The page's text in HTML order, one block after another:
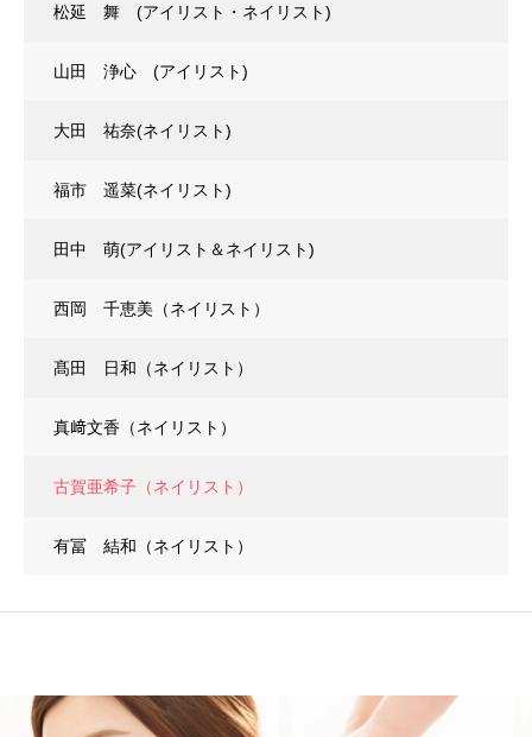
松延 舞 (アイリスト・ネイリスト)
山田 浄心 (アイリスト)
大田 祐奈(ネイリスト)
福市 遥菜(ネイリスト)
田中 萌(アイリスト＆ネイリスト)
西岡 千恵美（ネイリスト）
髙田 日和（ネイリスト）
真﨑文香（ネイリスト）
古賀亜希子（ネイリスト）
有冨 結和（ネイリスト）